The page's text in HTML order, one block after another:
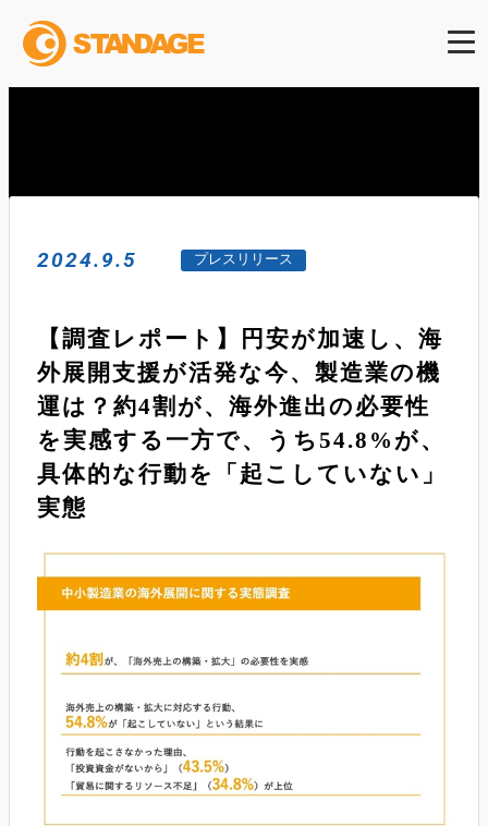
2024.9.5 プレスリリース
【調査レポート】円安が加速し、海
外展開支援が活発な今、製造業の機
運は？約4割が、海外進出の必要性
を実感する一方で、うち54.8%が、
具体的な行動を「起こしていない」
実態